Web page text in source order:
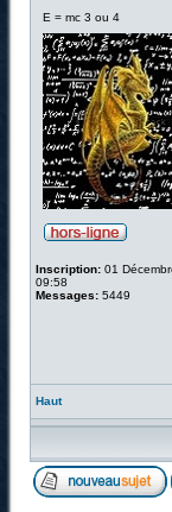
E = mc 3 ou 4
Inscription: 01
09:58
Messages: 5449
Haut